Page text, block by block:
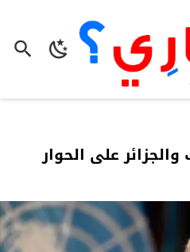
على الحوار